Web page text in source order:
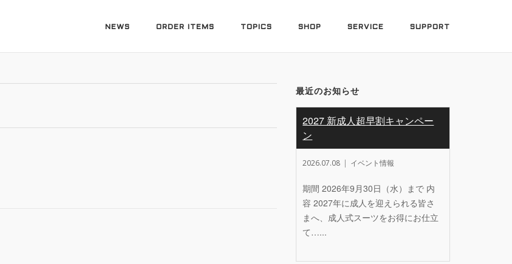
NEWS ORDER ITEMS TOPICS SHOP SERVICE SUPPORT
最近のお知らせ
2027 新成人超早割キャンペー
ン
2026.07.08 イベント情報
期間 2026年9月30日（水）まで 内
容 2027年に成人を迎えられる皆さ
まへ、成人式スーツをお得にお仕立
て…...